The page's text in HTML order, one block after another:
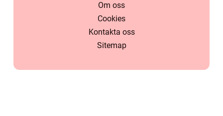
Om oss
Cookies
Kontakta oss
Sitemap